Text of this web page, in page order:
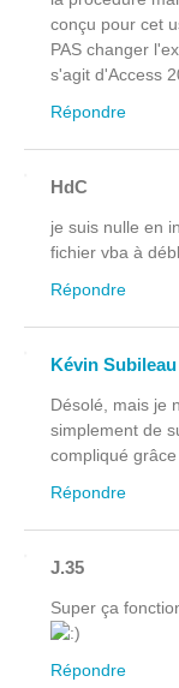
conçu pour cet
PAS changer
s'agit d'Access
Répondre
HdC
je suis nulle en
fichier vba à
Répondre
Kévin Subileau
Désolé, mais je
simplement de
compliqué grâce
Répondre
J.35
Super ça
Répondre